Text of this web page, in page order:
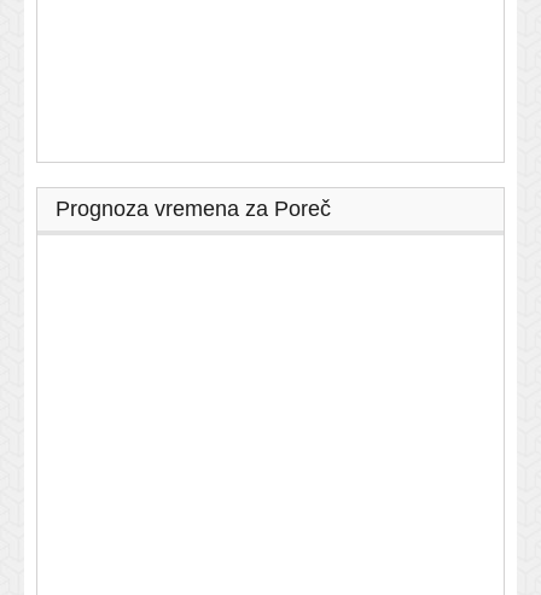
Prognoza vremena za Poreč